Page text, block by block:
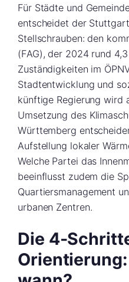
Für Städte und
entscheidet der
Stellschrauben: den
(FAG), der 2024 rund
Zuständigkeiten im
Stadtentwicklung und
künftige Regierung wird
Umsetzung des
Württemberg
Aufstellung lokaler
Welche Partei das
beeinflusst zudem die
Quartiersmanagement
urbanen Zentren.
Die 4-